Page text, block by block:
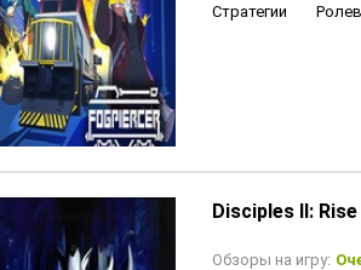
Стратегии
Disciples II:
Обзоры на игру: